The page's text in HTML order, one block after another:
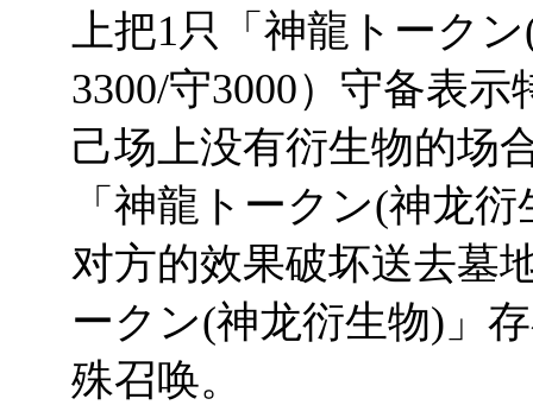
上把1只「神龍トーク
3300/守3000）守备表
己场上没有衍生物的场
「神龍トークン(神龙
对方的效果破坏送去墓
ークン(神龙衍生物)」
殊召唤。